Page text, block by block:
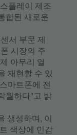
플레이 제조
합된 새로운
서 부문 제
시장의 주
아무리 열
재현할 수 있
마트폰에 전
월하다"고 밝
생성하며, 이
색상에 민감